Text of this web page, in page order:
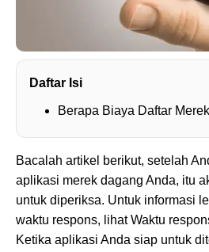
Daftar Isi
Berapa Biaya Daftar
Bacalah artikel berikut, setelah
aplikasi merek dagang Anda, itu
untuk diperiksa. Untuk informasi
waktu respons, lihat Waktu
Ketika aplikasi Anda siap untuk